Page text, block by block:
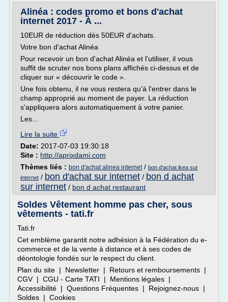
Alinéa : codes promo et bons d'achat
internet 2017 - À ...
10EUR de réduction dès 50EUR d'achats.
Votre bon d'achat Alinéa
Pour recevoir un bon d'achat Alinéa et l'utiliser, il vous
suffit de scruter nos bons plans affichés ci-dessus et de
cliquer sur « découvrir le code ».
Une fois obtenu, il ne vous restera qu'à l'entrer dans le
champ approprié au moment de payer. La réduction
s'appliquera alors automatiquement à votre panier.
Les...
Lire la suite
Date: 2017-07-03 19:30:18
Site : http://aprixdami.com
Thèmes liés : bon d'achat alinea internet/ bon d'achat ikea sur
internet / bon d'achat sur internet / bon d achat
sur internet / bon d achat restaurant
Soldes Vêtement homme pas cher, sous
vêtements - tati.fr
Tati.fr
Cet emblème garantit notre adhésion à la Fédération du e-
commerce et de la vente à distance et à ses codes de
déontologie fondés sur le respect du client.
Plan du site | Newsletter | Retours et remboursements |
CGV | CGU - Carte TATI | Mentions légales |
Accessibilité | Questions Fréquentes | Rejoignez-nous |
Soldes | Cookies